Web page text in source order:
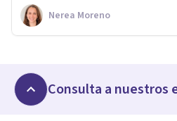
Nerea Moreno
Consulta a nuestros